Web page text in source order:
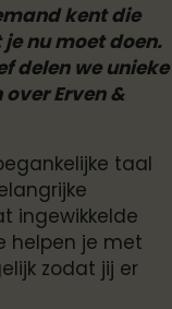
kent die
nu moet doen.
delen we unieke
Erven &
taal
ingewikkelde
helpen je met
zodat jij er